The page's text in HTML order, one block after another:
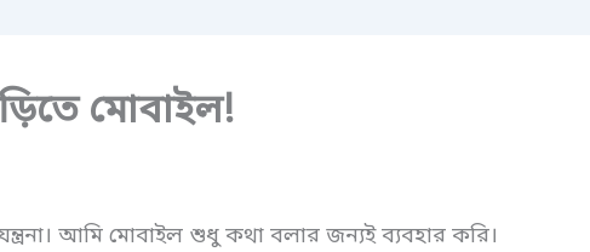
মোবাইল!
আমি মোবাইল শুধু কথা বলার জন্যই ব্যবহার করি।